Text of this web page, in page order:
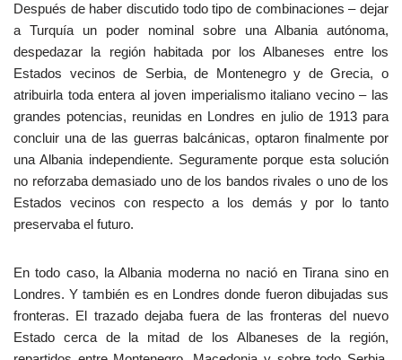
Después de haber discutido todo tipo de combinaciones – dejar
a Turquía un poder nominal sobre una Albania autónoma,
despedazar la región habitada por los Albaneses entre los
Estados vecinos de Serbia, de Montenegro y de Grecia, o
atribuirla toda entera al joven imperialismo italiano vecino – las
grandes potencias, reunidas en Londres en julio de 1913 para
concluir una de las guerras balcánicas, optaron finalmente por
una Albania independiente. Seguramente porque esta solución
no reforzaba demasiado uno de los bandos rivales o uno de los
Estados vecinos con respecto a los demás y por lo tanto
preservaba el futuro.
En todo caso, la Albania moderna no nació en Tirana sino en
Londres. Y también es en Londres donde fueron dibujadas sus
fronteras. El trazado dejaba fuera de las fronteras del nuevo
Estado cerca de la mitad de los Albaneses de la región,